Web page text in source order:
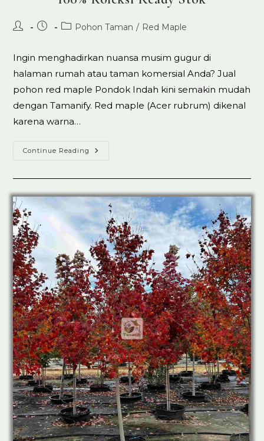
Post Post PostPohon Taman / Red Maple
Ingin menghadirkan nuansa musim gugur di
halaman rumah atau taman komersial Anda? Jual
pohon red maple Pondok Indah kini semakin mudah
dengan Tamanify. Red maple (Acer rubrum) dikenal
karena warna…
Continue Reading Jual
Maple
Indah
100%
Koleksi
Ready
Stok